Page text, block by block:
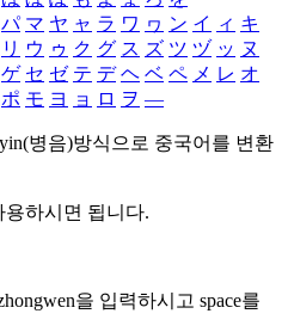
パ マ ヤ ャ ラ ワ ヮ ン イ ィ キ
リ ウ ゥ ク グ ス ズ ツ ヅ ッ ヌ
ゲ セ ゼ テ デ ヘ ベ ペ メ レ オ
ポ モ ヨ ョ ロ ヲ ―
병음)방식으로 중국어를 변환
하시면 됩니다.
을 입력하시고 space를